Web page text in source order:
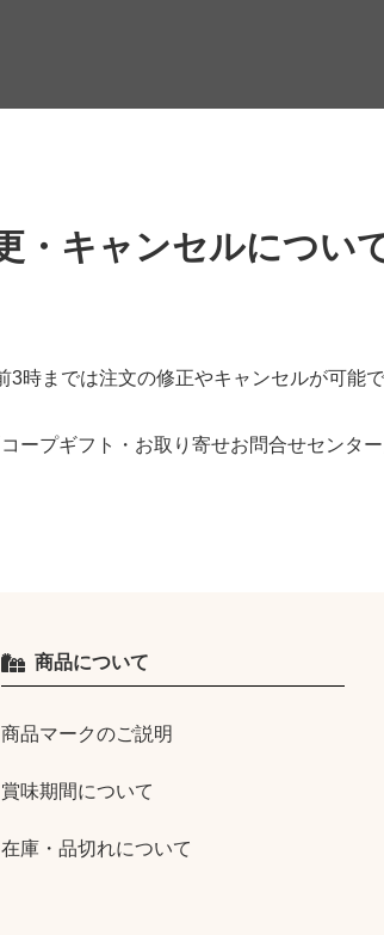
・キャンセルについ
時までは注文の修正やキャンセルが可能
ープギフト・お取り寄せお問合せセンター
商品について
商品マークのご説明
賞味期間について
在庫・品切れについて